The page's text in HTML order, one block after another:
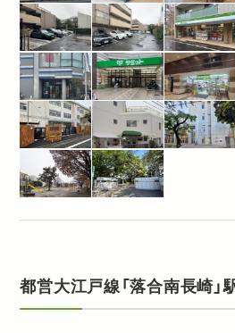
都営大江戸線「落合南長崎」